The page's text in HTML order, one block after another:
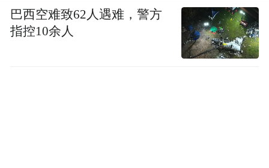
巴西空难致62人遇难，警方
指控10余人